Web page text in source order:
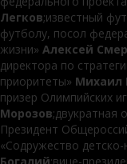
Легков;известный
футболу, посол
жизни» Алексей
директора по
приоритеты» Михаил
призер Олимпийских
Морозов;двукратная
Президент
«Содружество